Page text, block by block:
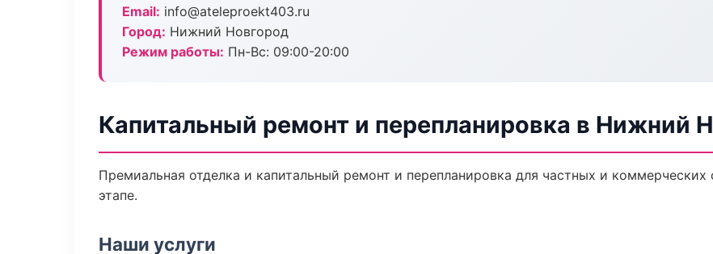
Email: info@ateleproekt403.ru
Город: Нижний Новгород
Режим работы: Пн-Вс: 09:00-20:00
Капитальный ремонт и перепланировка в Нижний
Премиальная отделка и капитальный ремонт и перепланировка для частных и
этапе.
Наши услуги